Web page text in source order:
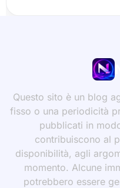
Questo sito è un blog
fisso o una periodicità
pubblicati in
contribuiscono al
disponibilità, agli
momento. Alcune
potrebbero essere